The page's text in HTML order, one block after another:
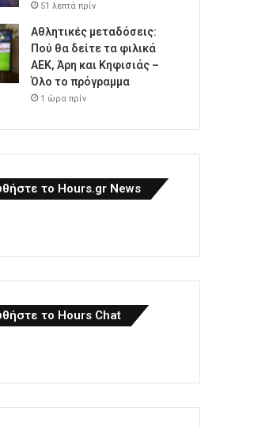
51 λεπτά πρίν
Αθλητικές μεταδόσεις:
Πού θα δείτε τα φιλικά
ΑΕΚ, Άρη και Κηφισιάς –
Όλο το πρόγραμμα
1 ώρα πρίν
το Hours.gr News
το Hours Chat